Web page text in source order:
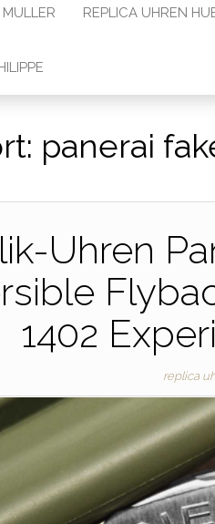
REPLICA UHREN
panerai
Uhren
1402
replica